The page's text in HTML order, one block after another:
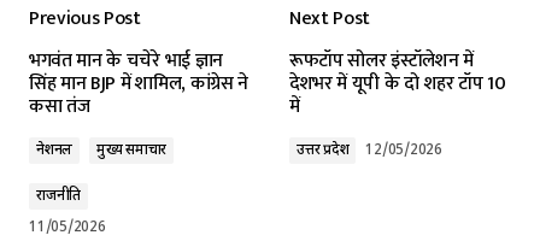
Required fields are marked*
Previous Post
भगवंत मान के चचेरे भाई ज्ञान
सिंह मान BJP में शामिल, कांग्रेस ने
कसा तंज
नेशनल मुख्य समाचार
राजनीति
11/05/2026
Next Post
रूफटॉप सोलर इंस्टॉलेशन में
देशभर में यूपी के दो शहर टॉप 10
में
उत्तर प्रदेश 12/05/2026